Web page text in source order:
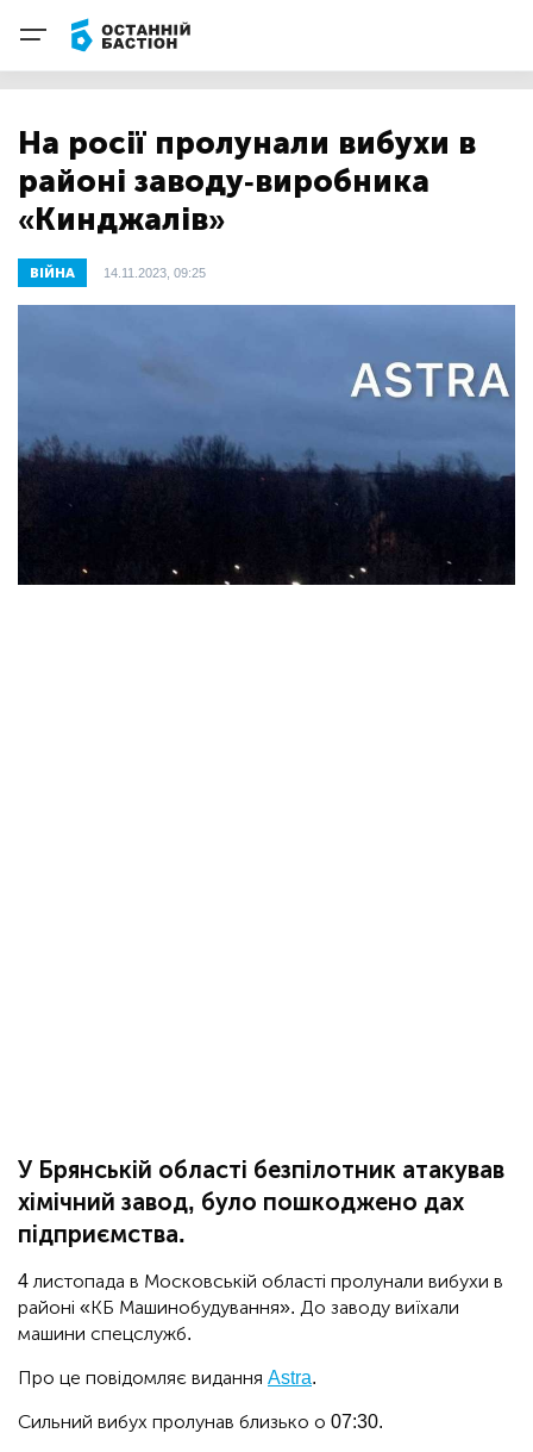
На росії пролунали вибухи в
районі заводу-виробника
«Кинджалів»
ВІЙНА 14.11.2023, 09:25
У Брянській області безпілотник атакував
хімічний завод, було пошкоджено дах
підприємства.
4 листопада в Московській області пролунали вибухи в
районі «КБ Машинобудування». До заводу виїхали
машини спецслужб.
Про це повідомляє видання Astra.
Сильний вибух пролунав близько о 07:30.